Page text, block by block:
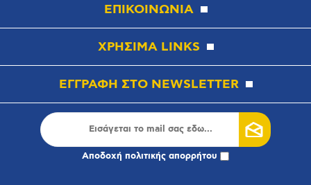
ΕΠΙΚΟΙΝΩΝΙΑ
ΧΡΗΣΙΜΑ LINKS
ΕΓΓΡΑΦΗ ΣΤΟ NEWSLETTER
Αποδοχή πολιτικής απορρήτου